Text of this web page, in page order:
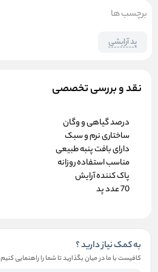
نقد و بررسی تخصصی
درصد گیاهی و وگان
ساختاری نرم و سبک
دارای بافت پنبه طبیعی
مناسب استفاده روزانه
پاک کننده آرایش
70 عدد پد
به کمک نیاز دارید ؟
کافیست با ما در میان بگذارید تا شما را راهنمایی کنیم
برچسب ها
پد آرایشی